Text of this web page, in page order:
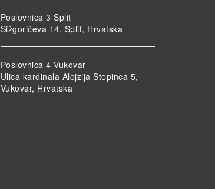
Poslovnica 3 Split
Šižgorićeva 14, Split, Hrvatska
Poslovnica 4 Vukovar
Ulica kardinala Alojzija Stepinca 5,
Vukovar, Hrvatska